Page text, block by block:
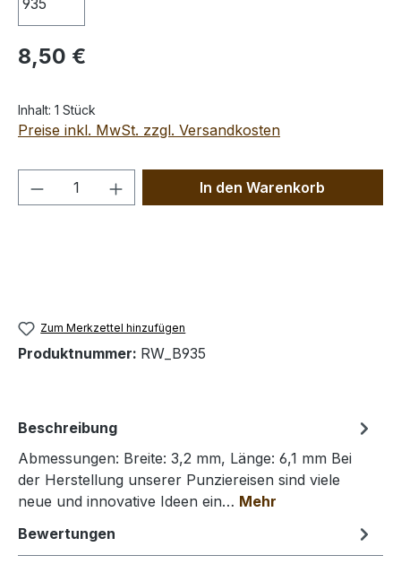
Regulärer Preis:
8,50 €
Inhalt: 1 Stück
Preise inkl. MwSt. zzgl. Versandkosten
Produkt Anzahl: Gib denIn den Warenkorb
Zum Merkzettel hinzufügen
Produktnummer: RW_B935
Beschreibung
Abmessungen: Breite: 3,2 mm, Länge: 6,1 mm Bei
der Herstellung unserer Punziereisen sind viele
neue und innovative Ideen ein… Mehr
Bewertungen